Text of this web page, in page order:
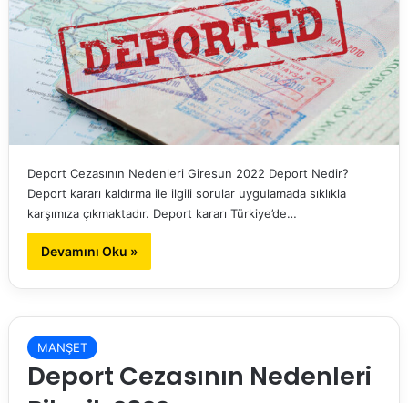
Deport Cezasının Nedenleri Giresun 2022 Deport Nedir?
Deport kararı kaldırma ile ilgili sorular uygulamada sıklıkla
karşımıza çıkmaktadır. Deport kararı Türkiye’de…
Devamını Oku »
MANŞET
Deport Cezasının Nedenleri